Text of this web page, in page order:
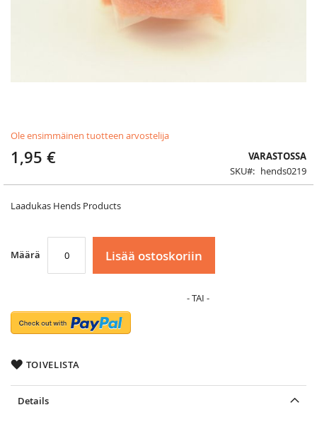
Ole ensimmäinen tuotteen arvostelija
1,95 €
VARASTOSSA
SKU
hends0219
Laadukas Hends Products
Määrä Lisää ostoskoriin
TOIVELISTA
to
the
beginning
the
images
Details